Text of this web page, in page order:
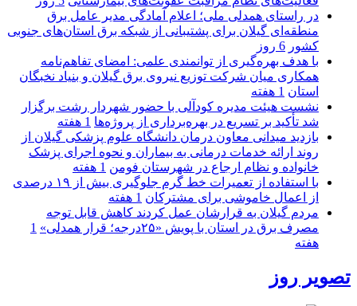
در راستای همدلی ملی؛ اعلام آمادگی مدیر عامل برق
منطقه‌ای گیلان برای پشتیبانی از شبكه برق استان‌های جنوبی
كشور 6 روز
با هدف بهره‌گیری از توانمندی علمی: امضای تفاهم‌نامه
همكاری میان شركت توزیع نیروی برق گیلان و بنیاد نخبگان
استان 1 هفته
نشست هیئت مدیره کودآلی با حضور شهردار رشت برگزار
شد تأکید بر تسریع در بهره‌برداری از پروژه‌ها 1 هفته
بازدید میدانی معاون درمان دانشگاه علوم پزشکی گیلان از
روند ارائه خدمات درمانی به بیماران و نحوه اجرای پزشک
خانواده و نظام ارجاع در شهرستان فومن 1 هفته
با استفاده از تعمیرات خط گرم جلوگیری بیش از ۱۹ درصدی
از اعمال خاموشی برای مشتركان 1 هفته
مردم گیلان به قرارشان عمل کردند كاهش قابل توجه
مصرف برق در استان با پویش «۲۵درجه؛ قرار همدلی»
1
هفته
تصویر روز